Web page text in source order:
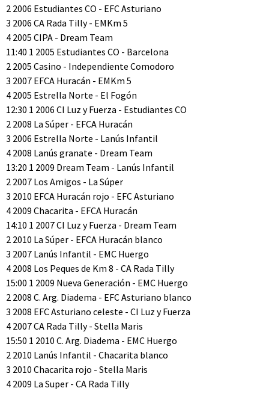
2 2006 Estudiantes CO - EFC Asturiano
3 2006 CA Rada Tilly - EMKm 5
4 2005 CIPA - Dream Team
11:40 1 2005 Estudiantes CO - Barcelona
2 2005 Casino - Independiente Comodoro
3 2007 EFCA Huracán - EMKm 5
4 2005 Estrella Norte - El Fogón
12:30 1 2006 CI Luz y Fuerza - Estudiantes CO
2 2008 La Súper - EFCA Huracán
3 2006 Estrella Norte - Lanús Infantil
4 2008 Lanús granate - Dream Team
13:20 1 2009 Dream Team - Lanús Infantil
2 2007 Los Amigos - La Súper
3 2010 EFCA Huracán rojo - EFC Asturiano
4 2009 Chacarita - EFCA Huracán
14:10 1 2007 CI Luz y Fuerza - Dream Team
2 2010 La Súper - EFCA Huracán blanco
3 2007 Lanús Infantil - EMC Huergo
4 2008 Los Peques de Km 8 - CA Rada Tilly
15:00 1 2009 Nueva Generación - EMC Huergo
2 2008 C. Arg. Diadema - EFC Asturiano blanco
3 2008 EFC Asturiano celeste - CI Luz y Fuerza
4 2007 CA Rada Tilly - Stella Maris
15:50 1 2010 C. Arg. Diadema - EMC Huergo
2 2010 Lanús Infantil - Chacarita blanco
3 2010 Chacarita rojo - Stella Maris
4 2009 La Super - CA Rada Tilly